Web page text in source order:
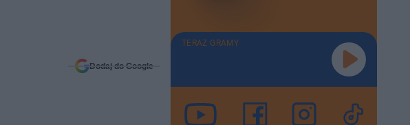
Dodaj do Google
TERAZ GRAMY